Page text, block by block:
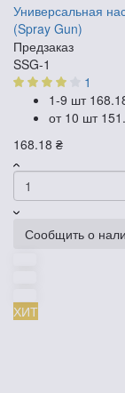
Универсальная
(Spray Gun)
Предзаказ
SSG-1
1
1-9 шт
от 10 шт
168.18 ₴
Сообщить о
ХИТ